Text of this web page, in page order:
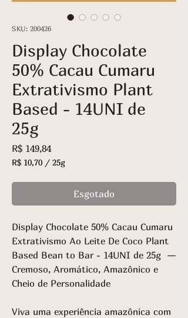
SKU: 200426
Display Chocolate
50% Cacau Cumaru
Extrativismo Plant
Based - 14UNI de
25g
R$ 149,84Preço
R$ 10,70 / 25g
por
gramas
Esgotado
Display Chocolate 50% Cacau Cumaru
Extrativismo Ao Leite De Coco Plant
Based Bean to Bar - 14UNI de 25g —
Cremoso, Aromático, Amazônico e
Cheio de Personalidade
Viva uma experiência amazônica com